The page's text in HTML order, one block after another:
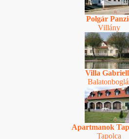
Polgár
Villány
Villa
Apartmanok
Tapolca